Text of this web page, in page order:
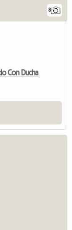
8
Con Ducha